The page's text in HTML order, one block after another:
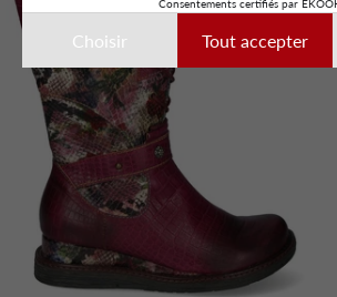
Ces données peuvent notamment
des fins de personnalisation des
pouvez accepter, refuser ou
à tout moment.
Consentements certifiés par
Choisir Tout accepter